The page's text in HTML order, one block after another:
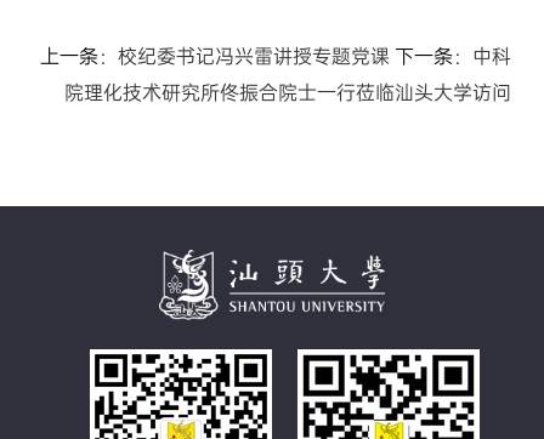
上一条： 校纪委书记冯兴雷讲授专题党课 下一条： 中科
院理化技术研究所佟振合院士一行莅临汕头大学访问